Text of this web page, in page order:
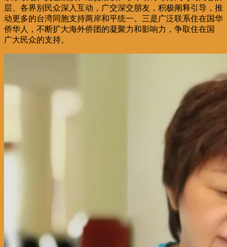
层、各界别民众深入互动，广交深交朋友，积极阐释引导，推
动更多的台湾同胞支持两岸和平统一。三是广泛联系住在国华
侨华人，不断扩大海外侨团的凝聚力和影响力，争取住在国
广大民众的支持。